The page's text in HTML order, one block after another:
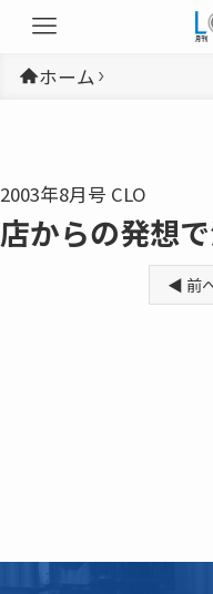
ホーム
2003年8月号 CLO
店からの発想
◀ 前